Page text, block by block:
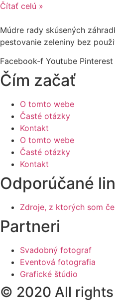
Čítať celú »
Múdre rady skúsených
pestovanie zeleniny bez
Facebook-f Youtube Pinterest
Čím začať
O tomto webe
Časté otázky
Kontakt
O tomto webe
Časté otázky
Kontakt
Odporúčané
Zdroje, z ktorých som
Partneri
Svadobný fotograf
Eventová fotografia
Grafické štúdio
© 2020 All